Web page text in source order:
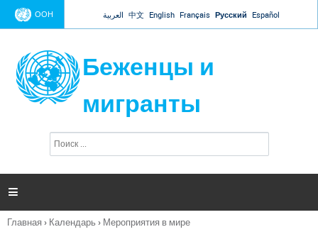
Jump to navigation
ООН العربية 中文 English Français Русский Español
Беженцы и
мигранты
п
и

Вы
Главная › Календарь › Мероприятия в мире